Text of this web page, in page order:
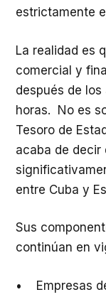
estrictamente
La realidad es
comercial y
después de
horas. No es
Tesoro de
acaba de decir
entre Cuba y
Sus
continúan en
• Empresas